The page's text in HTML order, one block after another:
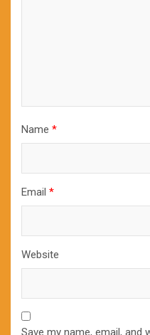
Name *
Email *
Website
Save my name, email,